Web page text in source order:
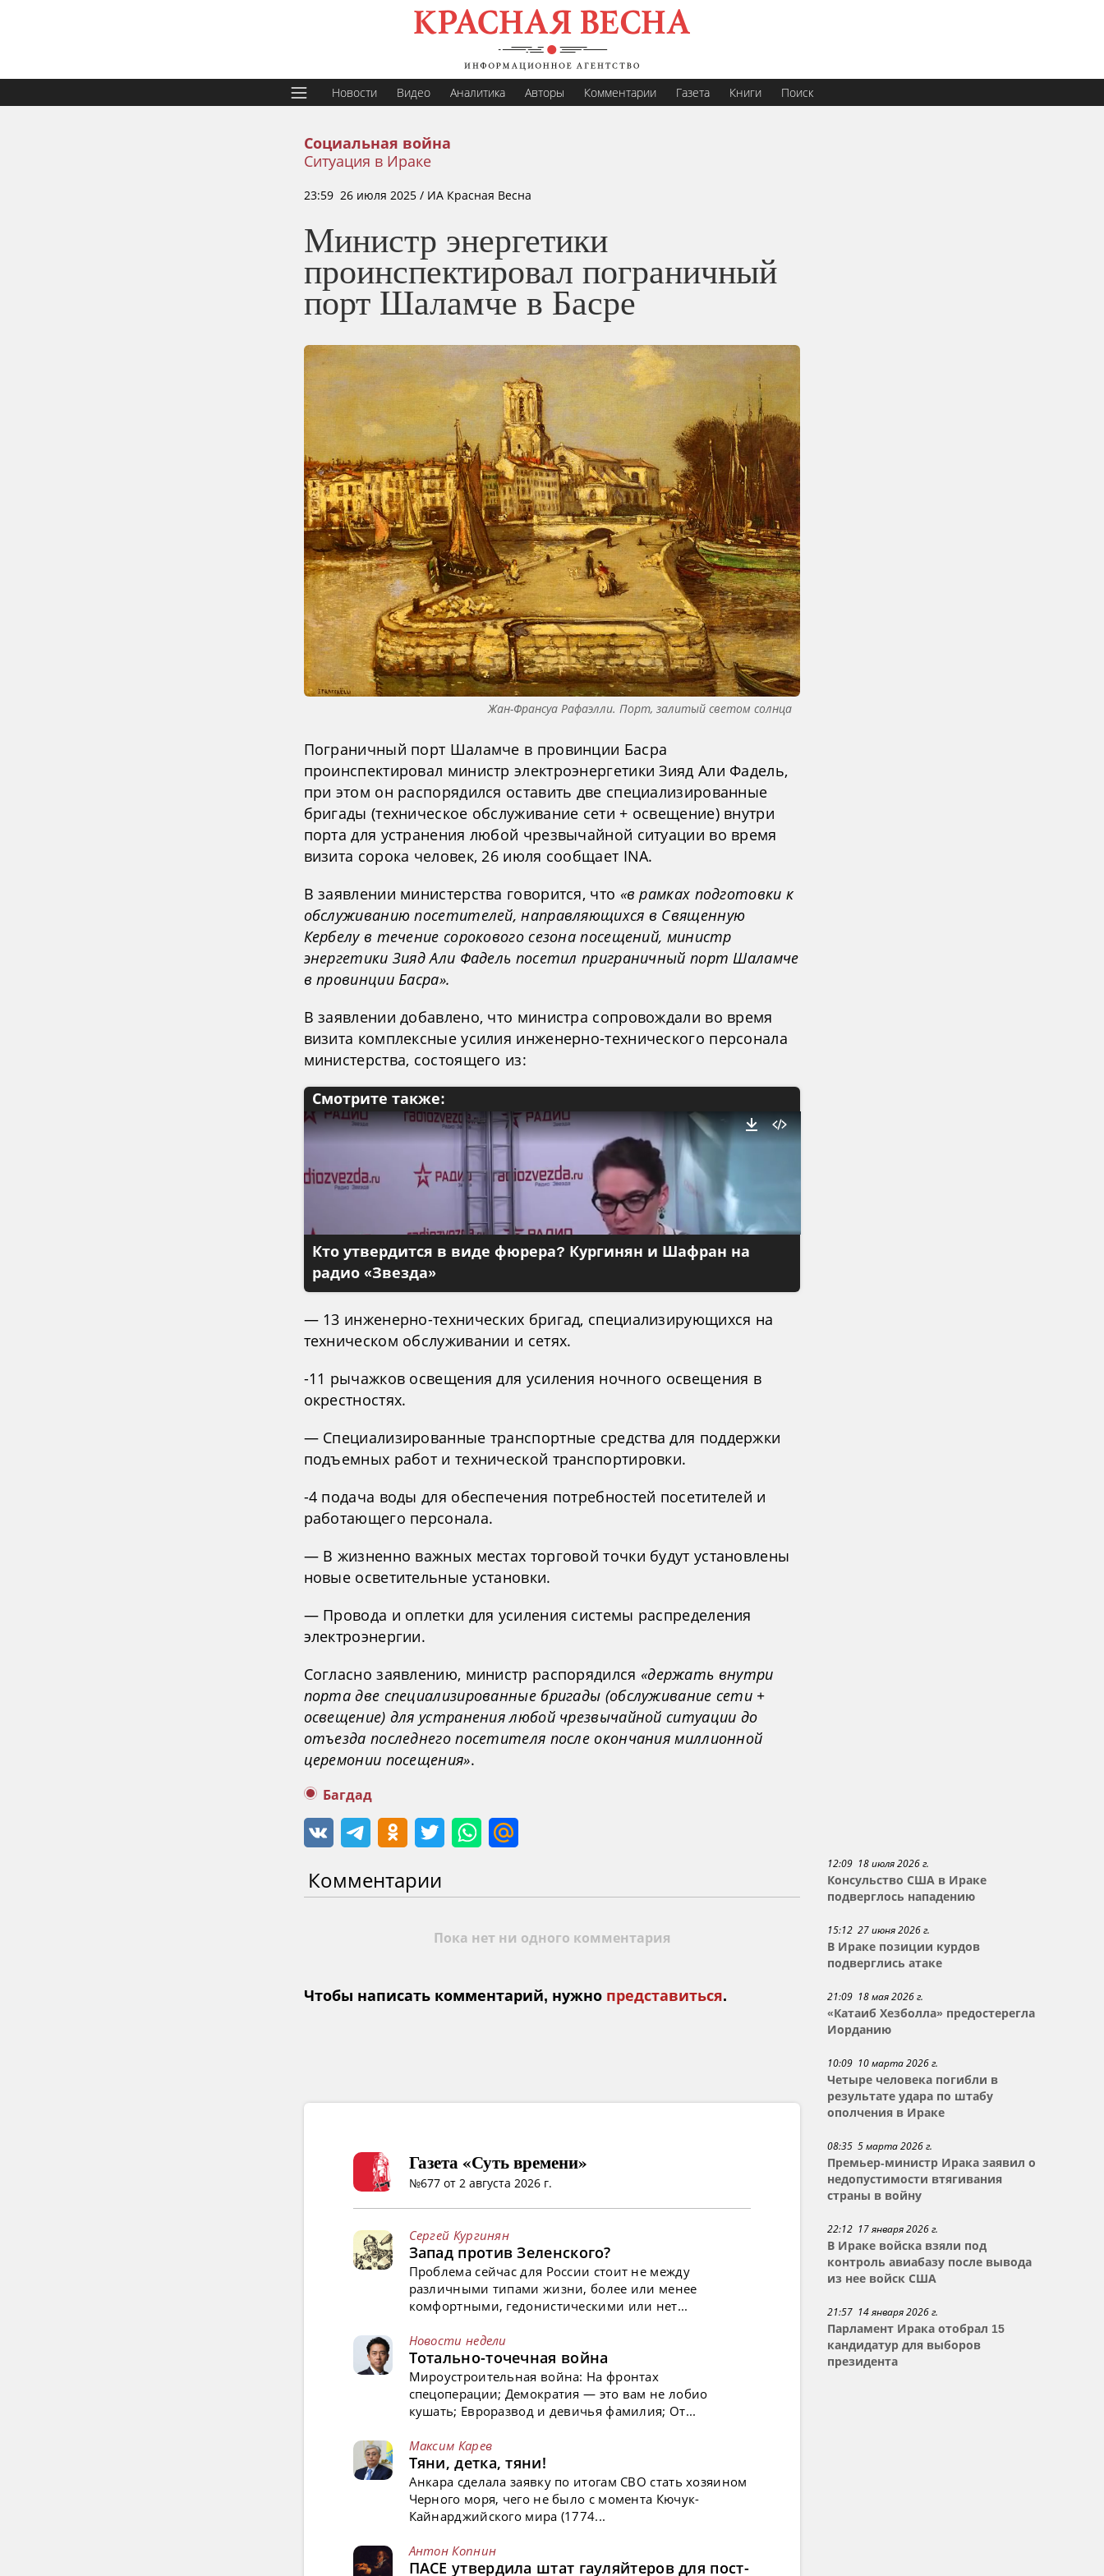
Новости Видео Аналитика Авторы Комментарии Газета Книги Поиск
Социальная война
Ситуация в Ираке
23:59 26 июля 2025 / ИА Красная Весна
Министр энергетики
проинспектировал пограничный
порт Шаламче в Басре
Жан-Франсуа Рафаэлли. Порт, залитый светом солнца
Пограничный порт Шаламче в провинции Басра
проинспектировал министр электроэнергетики Зияд Али Фадель,
при этом он распорядился оставить две специализированные
бригады (техническое обслуживание сети + освещение) внутри
порта для устранения любой чрезвычайной ситуации во время
визита сорока человек, 26 июля сообщает INA.
В заявлении министерства говорится, что «в рамках подготовки к
обслуживанию посетителей, направляющихся в Священную
Кербелу в течение сорокового сезона посещений, министр
энергетики Зияд Али Фадель посетил приграничный порт Шаламче
в провинции Басра».
В заявлении добавлено, что министра сопровождали во время
визита комплексные усилия инженерно-технического персонала
министерства, состоящего из:
Смотрите также:
Кто утвердится в виде фюрера? Кургинян и Шафран на
радио «Звезда»
— 13 инженерно-технических бригад, специализирующихся на
техническом обслуживании и сетях.
-11 рычажков освещения для усиления ночного освещения в
окрестностях.
— Специализированные транспортные средства для поддержки
подъемных работ и технической транспортировки.
-4 подача воды для обеспечения потребностей посетителей и
работающего персонала.
— В жизненно важных местах торговой точки будут установлены
новые осветительные установки.
— Провода и оплетки для усиления системы распределения
электроэнергии.
Согласно заявлению, министр распорядился «держать внутри
порта две специализированные бригады (обслуживание сети +
освещение) для устранения любой чрезвычайной ситуации до
отъезда последнего посетителя после окончания миллионной
церемонии посещения».
Багдад
Комментарии
Пока нет ни одного комментария
Чтобы написать комментарий, нужно представиться.
12:09 18 июля 2026 г.
Консульство США в Ираке
подверглось нападению
15:12 27 июня 2026 г.
В Ираке позиции курдов
подверглись атаке
21:09 18 мая 2026 г.
«Катаиб Хезболла» предостерегла
Иорданию
10:09 10 марта 2026 г.
Четыре человека погибли в
результате удара по штабу
ополчения в Ираке
08:35 5 марта 2026 г.
Премьер-министр Ирака заявил о
недопустимости втягивания
страны в войну
22:12 17 января 2026 г.
В Ираке войска взяли под
контроль авиабазу после вывода
из нее войск США
21:57 14 января 2026 г.
Парламент Ирака отобрал 15
кандидатур для выборов
президента
Газета «Суть времени»
№677 от 2 августа 2026 г.
Сергей Кургинян
Запад против Зеленского?
Проблема сейчас для России стоит не между
различными типами жизни, более или менее
комфортными, гедонистическими или нет...
Новости недели
Тотально-точечная война
Мироустроительная война: На фронтах
спецоперации; Демократия — это вам не лобио
кушать; Евроразвод и девичья фамилия; От...
Максим Карев
Тяни, детка, тяни!
Анкара сделала заявку по итогам СВО стать хозяином
Черного моря, чего не было с момента Кючук-
Кайнарджийского мира (1774...
Антон Копнин
ПАСЕ утвердила штат гауляйтеров для пост-